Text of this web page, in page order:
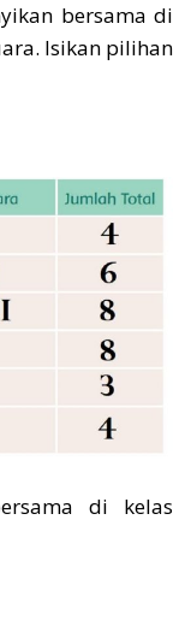
bersama di
Isikan pilihan
di kelas